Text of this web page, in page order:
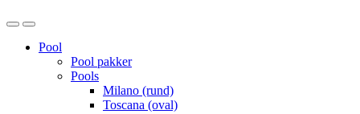
OpenClose
Pool
Pool pakker
Pools
Milano (rund)
Toscana (oval)